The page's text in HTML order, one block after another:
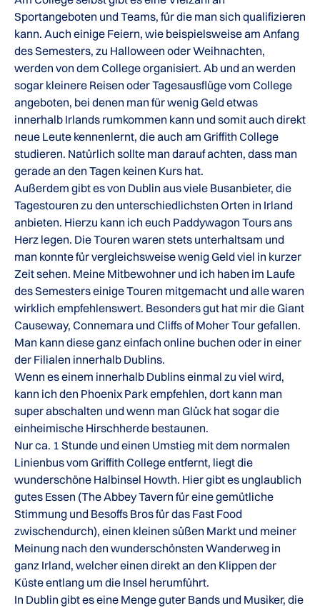
Sportangeboten und Teams, für die man sich qualifizieren
kann. Auch einige Feiern, wie beispielsweise am Anfang
des Semesters, zu Halloween oder Weihnachten,
werden von dem College organisiert. Ab und an werden
sogar kleinere Reisen oder Tagesausflüge vom College
angeboten, bei denen man für wenig Geld etwas
innerhalb Irlands rumkommen kann und somit auch direkt
neue Leute kennenlernt, die auch am Griffith College
studieren. Natürlich sollte man darauf achten, dass man
gerade an den Tagen keinen Kurs hat.
Außerdem gibt es von Dublin aus viele Busanbieter, die
Tagestouren zu den unterschiedlichsten Orten in Irland
anbieten. Hierzu kann ich euch Paddywagon Tours ans
Herz legen. Die Touren waren stets unterhaltsam und
man konnte für vergleichsweise wenig Geld viel in kurzer
Zeit sehen. Meine Mitbewohner und ich haben im Laufe
des Semesters einige Touren mitgemacht und alle waren
wirklich empfehlenswert. Besonders gut hat mir die Giant
Causeway, Connemara und Cliffs of Moher Tour gefallen.
Man kann diese ganz einfach online buchen oder in einer
der Filialen innerhalb Dublins.
Wenn es einem innerhalb Dublins einmal zu viel wird,
kann ich den Phoenix Park empfehlen, dort kann man
super abschalten und wenn man Glück hat sogar die
einheimische Hirschherde bestaunen.
Nur ca. 1 Stunde und einen Umstieg mit dem normalen
Linienbus vom Griffith College entfernt, liegt die
wunderschöne Halbinsel Howth. Hier gibt es unglaublich
gutes Essen (The Abbey Tavern für eine gemütliche
Stimmung und Besoffs Bros für das Fast Food
zwischendurch), einen kleinen süßen Markt und meiner
Meinung nach den wunderschönsten Wanderweg in
ganz Irland, welcher einen direkt an den Klippen der
Küste entlang um die Insel herumführt.
In Dublin gibt es eine Menge guter Bands und Musiker, die